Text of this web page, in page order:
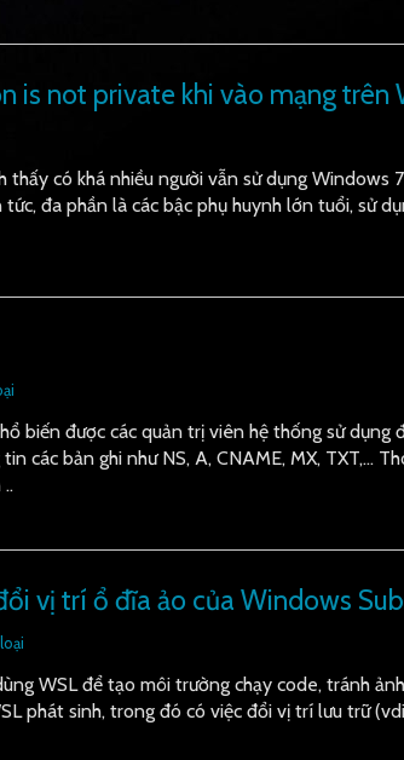
is not private khi vào mạng trên
có khá nhiều người vẫn sử dụng Windows
đa phần là các bậc phụ huynh lớn tuổi, sử
biến được các quản trị viên hệ thống sử dụng
các bản ghi như NS, A, CNAME, MX, TXT,…
vị trí ổ đĩa ảo của Windows
WSL để tạo môi trường chạy code, tránh
phát sinh, trong đó có việc đổi vị trí lưu trữ